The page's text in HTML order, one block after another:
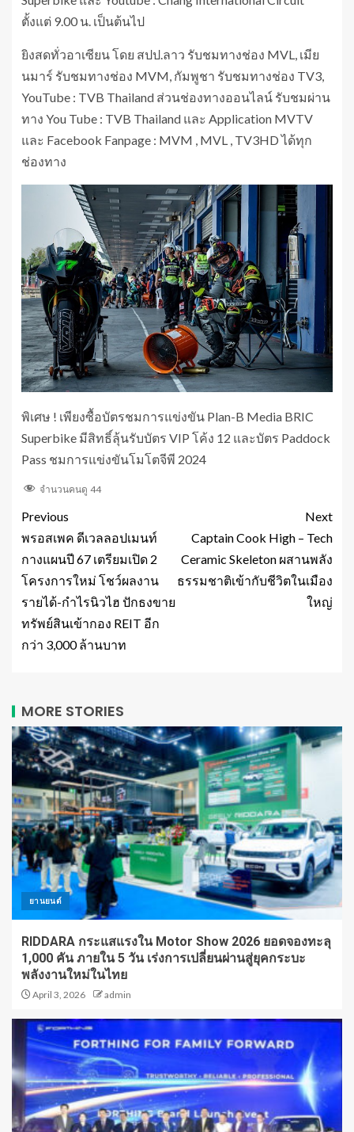
ตั้งแต่ 9.00 น. เป็นต้นไป
ยิงสดทั่วอาเซียน โดย สปป.ลาว รับชมทางช่อง MVL, เมีย
นมาร์ รับชมทางช่อง MVM, กัมพูชา รับชมทางช่อง TV3,
YouTube : TVB Thailand ส่วนช่องทางออนไลน์ รับชมผ่าน
ทาง You Tube : TVB Thailand และ Application MVTV
และ Facebook Fanpage : MVM , MVL , TV3HD ได้ทุก
ช่องทาง
พิเศษ ! เพียงซื้อบัตรชมการแข่งขัน Plan-B Media BRIC
Superbike มีสิทธิ์ลุ้นรับบัตร VIP โค้ง 12 และบัตร Paddock
Pass ชมการแข่งขันโมโตจีพี 2024
จำนวนคนดู 44
Previous
พรอสเพค ดีเวลลอปเมนท์
กางแผนปี 67 เตรียมเปิด 2
โครงการใหม่ โชว์ผลงาน
รายได้-กำไรนิวไฮ ปักธงขาย
ทรัพย์สินเข้ากอง REIT อีก
กว่า 3,000 ล้านบาท
Next
Captain Cook High – Tech
Ceramic Skeleton ผสานพลัง
ธรรมชาติเข้ากับชีวิตในเมือง
ใหญ่
MORE STORIES
ยานยนต์
RIDDARA กระแสแรงใน Motor Show 2026 ยอดจองทะลุ
1,000 คัน ภายใน 5 วัน เร่งการเปลี่ยนผ่านสู่ยุคกระบะ
พลังงานใหม่ในไทย
April 3, 2026 admin